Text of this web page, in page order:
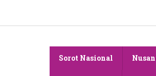
konten
Sorot Nasional